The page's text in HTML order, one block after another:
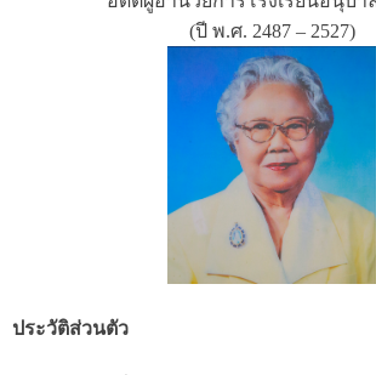
(ปี พ.ศ. 2487 – 2527)
ประวัติส่วนตัว